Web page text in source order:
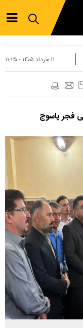
۱۱ خرداد ۱۴۰۵ - ۱۱:۲۵
فجر یاسوج